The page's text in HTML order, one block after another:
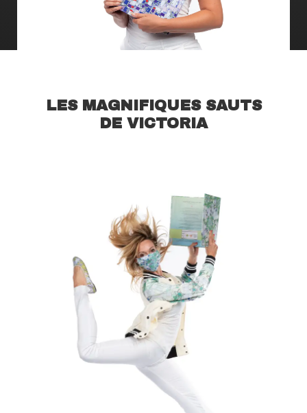
LES MAGNIFIQUES SAUTS
DE VICTORIA